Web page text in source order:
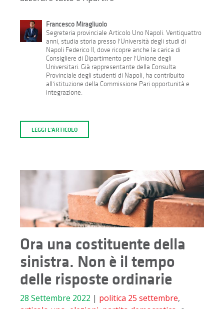
Francesco Miragliuolo
Segreteria provinciale Articolo Uno Napoli. Ventiquattro
anni, studia storia presso l'Università degli studi di
Napoli Federico II, dove ricopre anche la carica di
Consigliere di Dipartimento per l'Unione degli
Universitari. Già rappresentante della Consulta
Provinciale degli studenti di Napoli, ha contribuito
all'istituzione della Commissione Pari opportunità e
integrazione.
LEGGI L'ARTICOLO
Ora una costituente della
sinistra. Non è il tempo
delle risposte ordinarie
28 Settembre 2022 | politica 25 settembre,